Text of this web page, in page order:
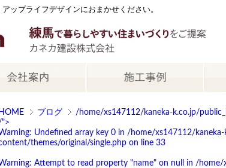
ップライフデザインにおまかせください。
HOME ブログ /home/xs147112/kaneka-k.co.jp/
: Undefined array key 0 in /home/xs147112/
themes/original/single.php on line 33
: Attempt to read property "name" on null in /home/